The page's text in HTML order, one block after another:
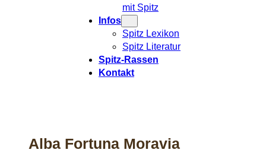
mit Spitz
Infos
Spitz Lexikon
Spitz Literatur
Spitz-Rassen
Kontakt
Alba Fortuna Moravia